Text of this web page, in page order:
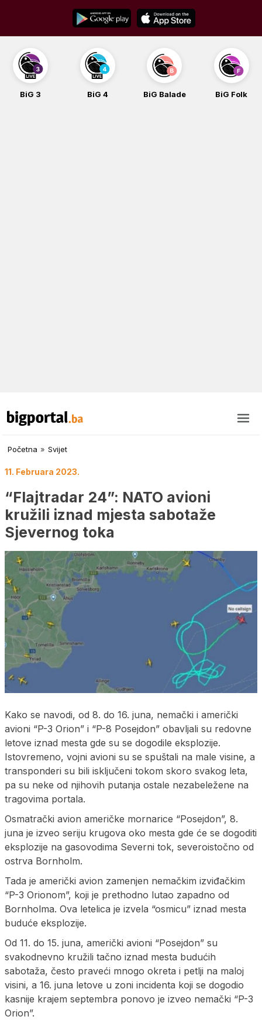
content
BiG 4 BiG Balade BiG Folk BiG iG
Početna » Svijet
11. Februara 2023.
“Flajtradar 24”: NATO avioni
kružili iznad mjesta sabotaže
Sjevernog toka
Kako se navodi, od 8. do 16. juna, nemački i američki
avioni “P-3 Orion” i “P-8 Posejdon” obavljali su redovne
letove iznad mesta gde su se dogodile eksplozije.
Istovremeno, vojni avioni su se spuštali na male visine, a
transponderi su bili isključeni tokom skoro svakog leta,
pa su neke od njihovih putanja ostale nezabeležene na
tragovima portala.
Osmatrački avion američke mornarice “Posejdon”, 8.
juna je izveo seriju krugova oko mesta gde će se dogoditi
eksplozije na gasovodima Severni tok, severoistočno od
ostrva Bornholm.
Tada je američki avion zamenjen nemačkim izviđačkim
“P-3 Orionom”, koji je prethodno lutao zapadno od
Bornholma. Ova letelica je izvela “osmicu” iznad mesta
buduće eksplozije.
Od 11. do 15. juna, američki avioni “Posejdon” su
svakodnevno kružili tačno iznad mesta budućih
sabotaža, često praveći mnogo okreta i petlji na maloj
visini, a 16. juna letove u zoni incidenta koji se dogodio
kasnije krajem septembra ponovo je izveo nemački “P-3
Orion”.